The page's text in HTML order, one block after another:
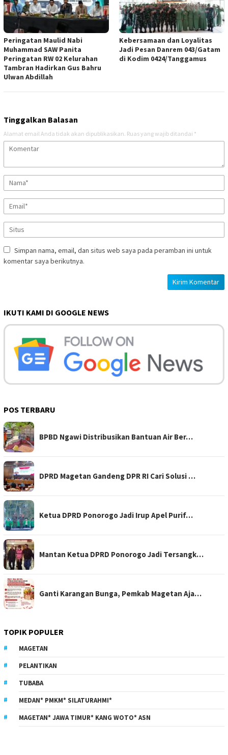
Peringatan Maulid Nabi
Muhammad SAW Panita
Peringatan RW 02 Kelurahan
Tambran Hadirkan Gus Bahru
Ulwan Abdillah
Kebersamaan dan Loyalitas
Jadi Pesan Danrem 043/Gatam
di Kodim 0424/Tanggamus
Tinggalkan Balasan
Alamat email Anda tidak akan dipublikasikan. Ruas yang wajib ditandai *
Simpan nama, email, dan situs web saya pada peramban ini untuk
komentar saya berikutnya.
IKUTI KAMI DI GOOGLE NEWS
POS TERBARU
BPBD Ngawi Distribusikan Bantuan Air Ber…
DPRD Magetan Gandeng DPR RI Cari Solusi …
Ketua DPRD Ponorogo Jadi Irup Apel Purif…
Mantan Ketua DPRD Ponorogo Jadi Tersangk…
Ganti Karangan Bunga, Pemkab Magetan Aja…
TOPIK POPULER
MAGETAN
PELANTIKAN
TUBABA
MEDAN* PMKM* SILATURAHMI*
MAGETAN* JAWA TIMUR* KANG WOTO* ASN